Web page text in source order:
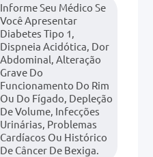
Informe Seu Médico Se
Você Apresentar
Diabetes Tipo 1,
Dispneia Acidótica, Dor
Abdominal, Alteração
Grave Do
Funcionamento Do Rim
Ou Do Fígado, Depleção
De Volume, Infecções
Urinárias, Problemas
Cardíacos Ou Histórico
De Câncer De Bexiga.